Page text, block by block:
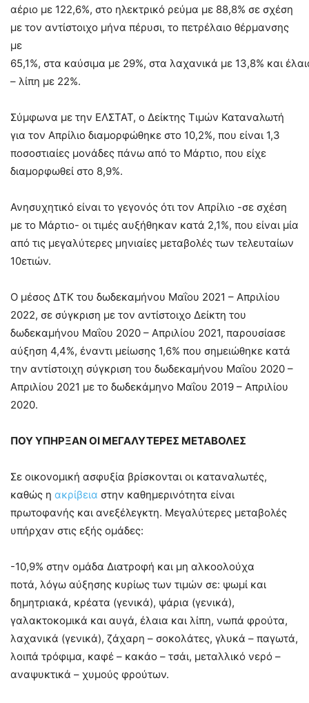
αέριο με 122,6%, στο ηλεκτρικό ρεύμα με 88,8% σε σχέση
με τον αντίστοιχο μήνα πέρυσι, το πετρέλαιο θέρμανσης
με
65,1%, στα καύσιμα με 29%, στα λαχανικά με 13,8% και
– λίπη με 22%.
Σύμφωνα με την ΕΛΣΤΑΤ, ο Δείκτης Τιμών Καταναλωτή
για τον Απρίλιο διαμορφώθηκε στο 10,2%, που είναι 1,3
ποσοστιαίες μονάδες πάνω από το Μάρτιο, που είχε
διαμορφωθεί στο 8,9%.
Ανησυχητικό είναι το γεγονός ότι τον Απρίλιο -σε σχέση
με το Μάρτιο- οι τιμές αυξήθηκαν κατά 2,1%, που είναι μία
από τις μεγαλύτερες μηνιαίες μεταβολές των τελευταίων
10ετιών.
Ο μέσος ΔΤΚ του δωδεκαμήνου Μαΐου 2021 – Απριλίου
2022, σε σύγκριση με τον αντίστοιχο Δείκτη του
δωδεκαμήνου Μαΐου 2020 – Απριλίου 2021, παρουσίασε
αύξηση 4,4%, έναντι μείωσης 1,6% που σημειώθηκε κατά
την αντίστοιχη σύγκριση του δωδεκαμήνου Μαΐου 2020 –
Απριλίου 2021 με το δωδεκάμηνο Μαΐου 2019 – Απριλίου
2020.
ΠΟΥ ΥΠΗΡΞΑΝ ΟΙ ΜΕΓΑΛΥΤΕΡΕΣ ΜΕΤΑΒΟΛΕΣ
Σε οικονομική ασφυξία βρίσκονται οι καταναλωτές,
καθώς η ακρίβεια στην καθημερινότητα είναι
πρωτοφανής και ανεξέλεγκτη. Μεγαλύτερες μεταβολές
υπήρχαν στις εξής ομάδες:
-10,9% στην ομάδα Διατροφή και μη αλκοολούχα
ποτά, λόγω αύξησης κυρίως των τιμών σε: ψωμί και
δημητριακά, κρέατα (γενικά), ψάρια (γενικά),
γαλακτοκομικά και αυγά, έλαια και λίπη, νωπά φρούτα,
λαχανικά (γενικά), ζάχαρη – σοκολάτες, γλυκά – παγωτά,
λοιπά τρόφιμα, καφέ – κακάο – τσάι, μεταλλικό νερό –
αναψυκτικά – χυμούς φρούτων.